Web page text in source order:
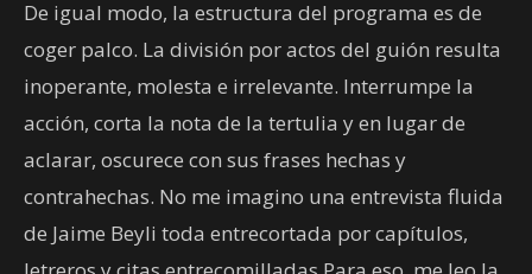
De igual modo, la estructura del programa es de
coger palco. La división por actos del guión resulta
inoperante, molesta e irrelevante. Interrumpe la
acción, corta la nota de la tertulia y en lugar de
aclarar, oscurece con sus frases hechas y
contrahechas. No me imagino una entrevista fluida
de Jaime Beyli toda entrecortada por capítulos,